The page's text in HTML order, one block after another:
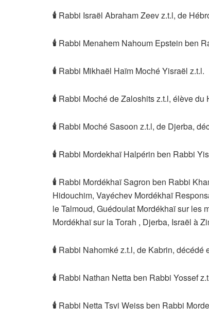
🕯 Rabbi Israël Abraham Zeev z.t.l, de
🕯 Rabbi Menahem Nahoum Epstein ben
🕯 Rabbi Mikhaël Haïm Moché Yisraël z.t.l.
🕯 Rabbi Moché de Zaloshits z.t.l, élève
🕯 Rabbi Moché Sasoon z.t.l, de Djerba,
🕯 Rabbi Mordekhaï Halpérin ben Rabbi
🕯 Rabbi Mordékhaï Sagron ben Rabbi
Hidouchim, Vayéchev Mordékhaï
le Talmoud, Guédoulat Mordékhaï sur les
Mordékhaï sur la Torah , Djerba, Israël à
🕯 Rabbi Nahomké z.t.l, de Kabrin, décédé
🕯 Rabbi Nathan Netta ben Rabbi Yossef
🕯 Rabbi Netta Tsvi Weiss ben Rabbi